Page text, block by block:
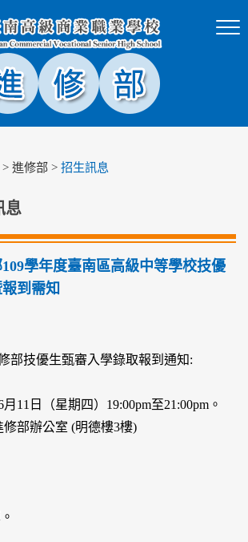
> 進修部 > 招生訊息
息
學年度臺南區高級中等學校技優
到需知
部技優生甄審入學錄取報到通知:
11日（星期四）19:00pm至21:00pm。
部辦公室 (明德樓3樓)